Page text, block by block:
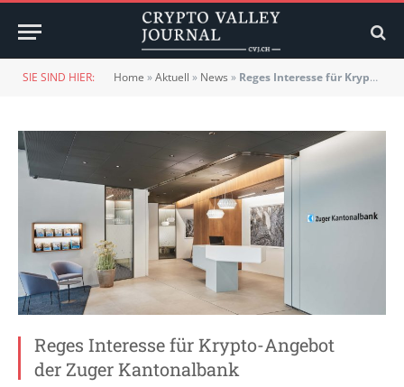
SIE SIND HIER: Home »Aktuell » News » Reges Interesse für Krypto-Angebot der Zuger Kantonalbank
Reges Interesse für Krypto-Angebot
der Zuger Kantonalbank